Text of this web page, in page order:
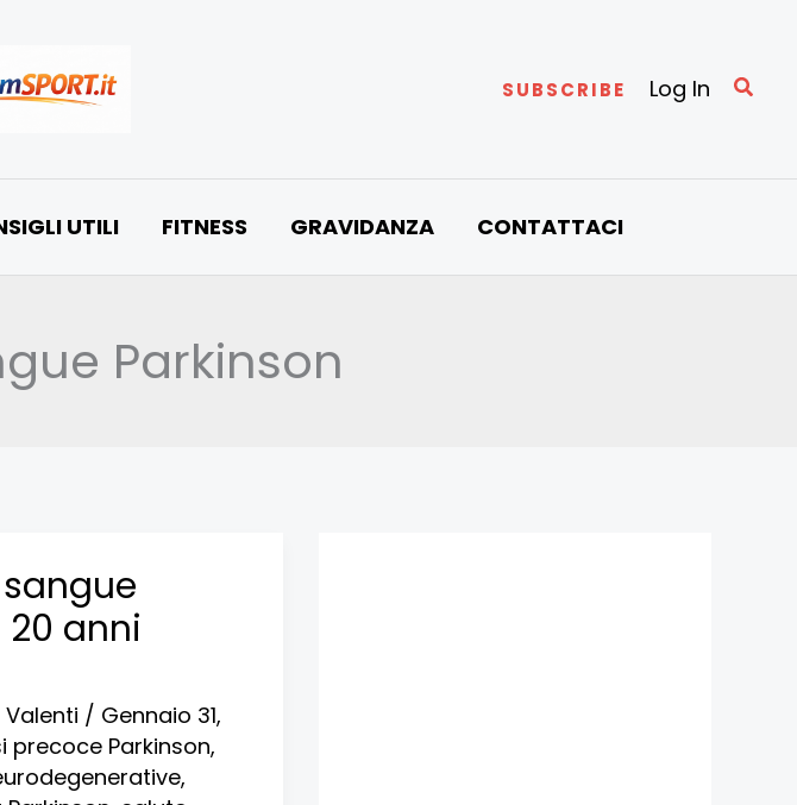
SUBSCRIBE Log In Cerca
UTILI FITNESS GRAVIDANZA CONTATTACI
Parkinson
anni
Valenti / Gennaio 31,
precoce Parkinson,
,